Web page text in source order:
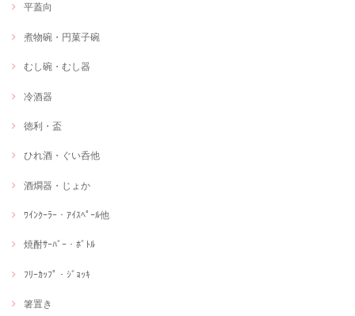
平蓋向
煮物碗・円菓子碗
むし碗・むし器
冷酒器
徳利・盃
ひれ酒・ぐい呑他
酒燗器・じょか
ﾜｲﾝｸｰﾗｰ・ｱｲｽﾍﾟｰﾙ他
焼酎ｻｰﾊﾞｰ・ﾎﾞﾄﾙ
ﾌﾘｰｶｯﾌﾟ・ｼﾞｮｯｷ
箸置き